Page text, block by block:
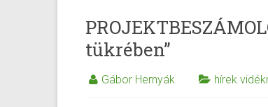
tükrében”
Gábor Hernyák hírek